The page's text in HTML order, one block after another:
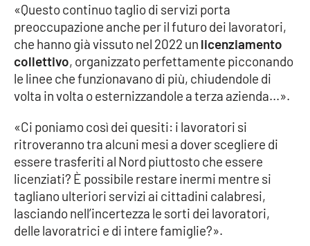
Imprese Di Calabria
Le perfidie di Antonella Grippo
Venti di comunicazione
STREAMING
LaC TV
LaC Network
«Questo continuo taglio di servizi porta
preoccupazione anche per il futuro dei lavoratori,
che hanno già vissuto nel 2022 un licenziamento
collettivo, organizzato perfettamente picconando
le linee che funzionavano di più, chiudendole di
volta in volta o esternizzandole a terza azienda...».
«Ci poniamo così dei quesiti: i lavoratori si
ritroveranno tra alcuni mesi a dover scegliere di
essere trasferiti al Nord piuttosto che essere
licenziati? È possibile restare inermi mentre si
tagliano ulteriori servizi ai cittadini calabresi,
lasciando nell’incertezza le sorti dei lavoratori,
delle lavoratrici e di intere famiglie?».